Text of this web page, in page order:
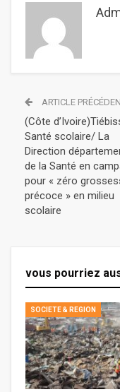
ARTICLE
(Côte
Santé scolaire/ La
Direction
de la Santé en
pour « zéro
précoce » en milieu
scolaire
vous pourriez
SOCIETE & REGION